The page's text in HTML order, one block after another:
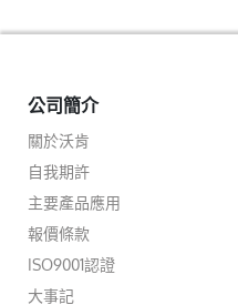
公司簡介
關於沃肯
自我期許
主要產品應用
報價條款
ISO9001認證
大事記